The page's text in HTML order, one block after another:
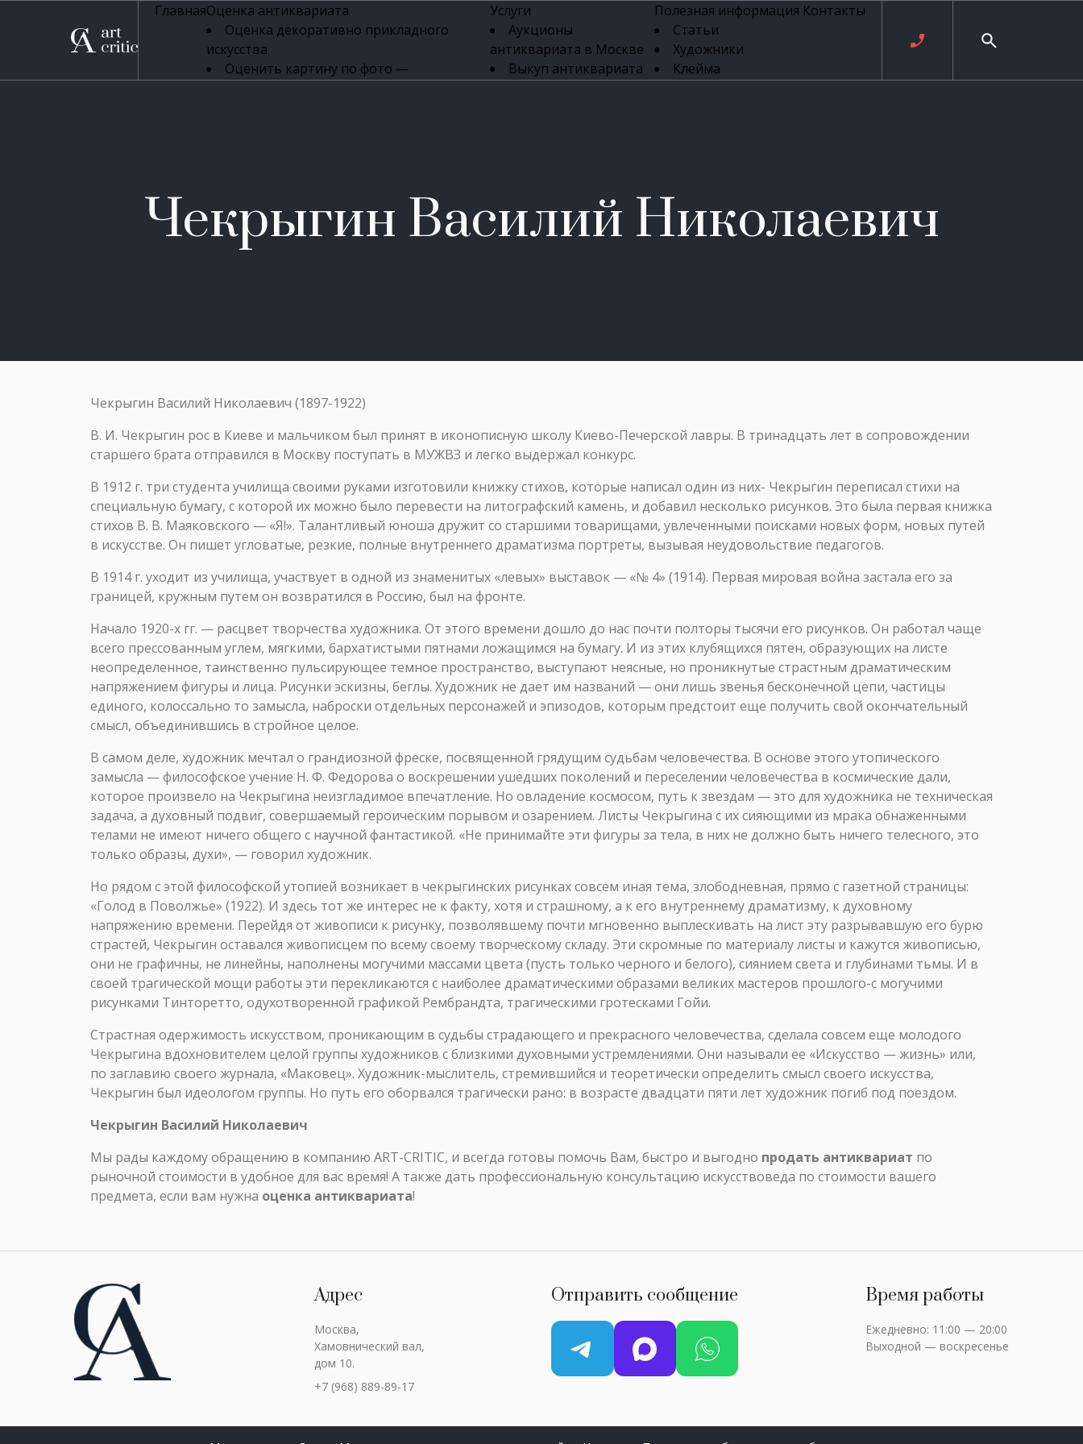
ГлавнаяОценка антиквариата
Оценка декоративно прикладного
искусства
Оценить картину по фото —
Оценка антикварной мебели
Оценка книг
Оценка бронзовых изделий
Услуги
Аукционы
антиквариата в Москве
Выкуп антиквариата
Скупка антиквариата
Скупка антикварной
мебели
вещей
Полезная информация
Статьи
Художники
Клейма
Фарфоровые
Ювелирные
Контакты
Чекрыгин Василий Николаевич
Чекрыгин Василий Николаевич (1897-1922)
В. И. Чекрыгин рос в Киеве и мальчиком был принят в иконописную школу Киево-Печерской лавры. В тринадцать лет в сопровождении
старшего брата отправился в Москву поступать в МУЖВЗ и легко выдержал конкурс.
В 1912 г. три студента училища своими руками изготовили книжку стихов, которые написал один из них- Чекрыгин переписал стихи на
специальную бумагу, с которой их можно было перевести на литографский камень, и добавил несколько рисунков. Это была первая книжка
стихов В. В. Маяковского — «Я!». Талантливый юноша дружит со старшими товарищами, увлеченными поисками новых форм, новых путей
в искусстве. Он пишет угловатые, резкие, полные внутреннего драматизма портреты, вызывая неудовольствие педагогов.
В 1914 г. уходит из училища, участвует в одной из знаменитых «левых» выставок — «№ 4» (1914). Первая мировая война застала его за
границей, кружным путем он возвратился в Россию, был на фронте.
Начало 1920-х гг. — расцвет творчества художника. От этого времени дошло до нас почти полторы тысячи его рисунков. Он работал чаще
всего прессованным углем, мягкими, бархатистыми пятнами ложащимся на бумагу. И из этих клубящихся пятен, образующих на листе
неопределенное, таинственно пульсирующее темное пространство, выступают неясные, но проникнутые страстным драматическим
напряжением фигуры и лица. Рисунки эскизны, беглы. Художник не дает им названий — они лишь звенья бесконечной цепи, частицы
единого, колоссально то замысла, наброски отдельных персонажей и эпизодов, которым предстоит еще получить свой окончательный
смысл, объединившись в стройное целое.
В самом деле, художник мечтал о грандиозной фреске, посвященной грядущим судьбам человечества. В основе этого утопического
замысла — философское учение Н. Ф. Федорова о воскрешении ушедших поколений и переселении человечества в космические дали,
которое произвело на Чекрыгина неизгладимое впечатление. Но овладение космосом, путь к звездам — это для художника не техническая
задача, а духовный подвиг, совершаемый героическим порывом и озарением. Листы Чекрыгина с их сияющими из мрака обнаженными
телами не имеют ничего общего с научной фантастикой. «Не принимайте эти фигуры за тела, в них не должно быть ничего телесного, это
только образы, духи», — говорил художник.
Но рядом с этой философской утопией возникает в чекрыгинских рисунках совсем иная тема, злободневная, прямо с газетной страницы:
«Голод в Поволжье» (1922). И здесь тот же интерес не к факту, хотя и страшному, а к его внутреннему драматизму, к духовному
напряжению времени. Перейдя от живописи к рисунку, позволявшему почти мгновенно выплескивать на лист эту разрывавшую его бурю
страстей, Чекрыгин оставался живописцем по всему своему творческому складу. Эти скромные по материалу листы и кажутся живописью,
они не графичны, не линейны, наполнены могучими массами цвета (пусть только черного и белого), сиянием света и глубинами тьмы. И в
своей трагической мощи работы эти перекликаются с наиболее драматическими образами великих мастеров прошлого-с могучими
рисунками Тинторетто, одухотворенной графикой Рембрандта, трагическими гротесками Гойи.
Страстная одержимость искусством, проникающим в судьбы страдающего и прекрасного человечества, сделала совсем еще молодого
Чекрыгина вдохновителем целой группы художников с близкими духовными устремлениями. Они называли ее «Искусство — жизнь» или,
по заглавию своего журнала, «Маковец». Художник-мыслитель, стремившийся и теоретически определить смысл своего искусства,
Чекрыгин был идеологом группы. Но путь его оборвался трагически рано: в возрасте двадцати пяти лет художник погиб под поездом.
Чекрыгин Василий Николаевич
Мы рады каждому обращению в компанию ART-CRITIC, и всегда готовы помочь Вам, быстро и выгодно продать антиквариат по
рыночной стоимости в удобное для вас время! А также дать профессиональную консультацию искусствоведа по стоимости вашего
предмета, если вам нужна оценка антиквариата!
Адрес
Москва,
Хамовнический вал,
дом 10.
+7 (968) 889-89-17
Отправить сообщение Время работы
Ежедневно: 11:00 — 20:00
Выходной — воскресенье